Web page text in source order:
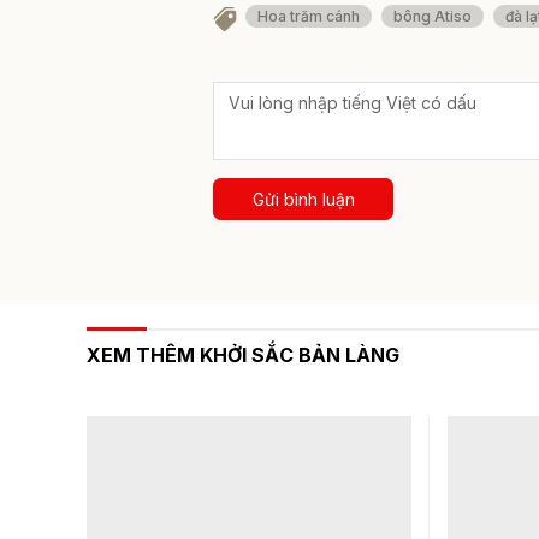
Hoa trăm cánh bông Atiso đà
Gửi bình luận
XEM THÊM KHỞI SẮC BẢN LÀNG